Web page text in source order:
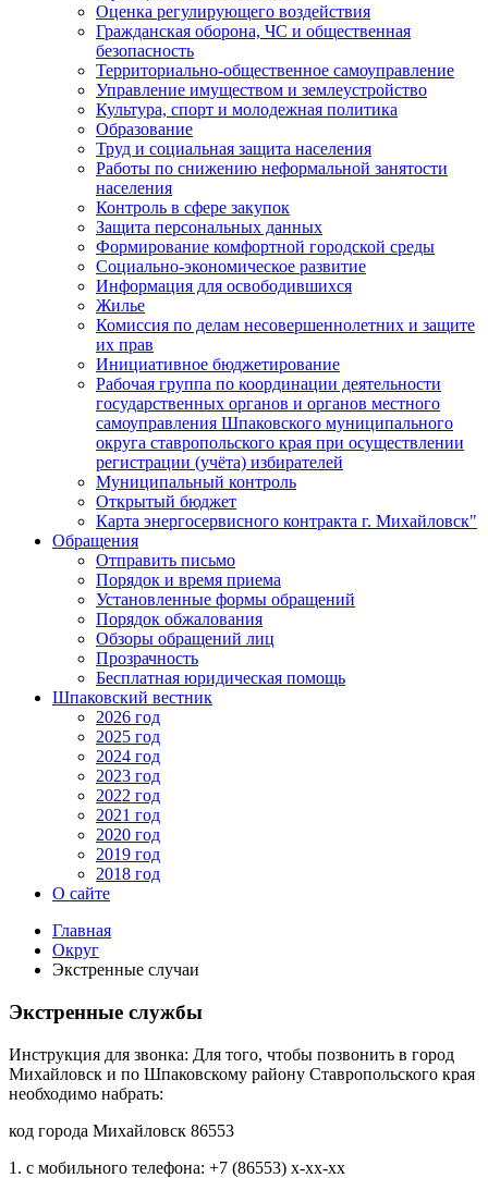
Оценка регулирующего воздействия
Гражданская оборона, ЧС и общественная
безопасность
Территориально-общественное самоуправление
Управление имуществом и землеустройство
Культура, спорт и молодежная политика
Образование
Труд и социальная защита населения
Работы по снижению неформальной занятости
населения
Контроль в сфере закупок
Защита персональных данных
Формирование комфортной городской среды
Социально-экономическое развитие
Информация для освободившихся
Жилье
Комиссия по делам несовершеннолетних и защите
их прав
Инициативное бюджетирование
Рабочая группа по координации деятельности
государственных органов и органов местного
самоуправления Шпаковского муниципального
округа ставропольского края при осуществлении
регистрации (учёта) избирателей
Муниципальный контроль
Открытый бюджет
Карта энергосервисного контракта г. Михайловск"
Обращения
Отправить письмо
Порядок и время приема
Установленные формы обращений
Порядок обжалования
Обзоры обращений лиц
Прозрачность
Бесплатная юридическая помощь
Шпаковский вестник
2026 год
2025 год
2024 год
2023 год
2022 год
2021 год
2020 год
2019 год
2018 год
О сайте
Главная
Округ
Экстренные случаи
Экстренные службы
Инструкция для звонка: Для того, чтобы позвонить в город
Михайловск и по Шпаковскому району Ставропольского края
необходимо набрать:
код города Михайловск 86553
1. с мобильного телефона: +7 (86553) x-xx-xx